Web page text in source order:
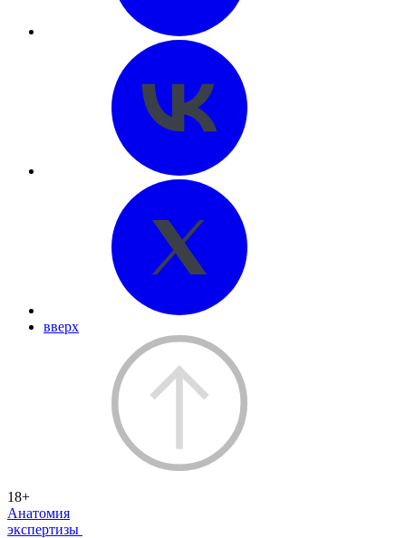
вверх
18+
Анатомия
экспертизы